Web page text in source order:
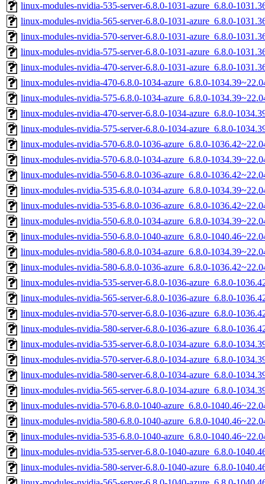
linux-modules-nvidia-535-server-6.8.0-1031-azure_6.8.0-
linux-modules-nvidia-565-server-6.8.0-1031-azure_6.8.0-
linux-modules-nvidia-570-server-6.8.0-1031-azure_6.8.0-
linux-modules-nvidia-575-server-6.8.0-1031-azure_6.8.0-
linux-modules-nvidia-470-server-6.8.0-1031-azure_6.8.0-
linux-modules-nvidia-470-6.8.0-1034-azure_6.8.0-
linux-modules-nvidia-575-6.8.0-1034-azure_6.8.0-
linux-modules-nvidia-470-server-6.8.0-1034-azure_6.8.0-
linux-modules-nvidia-575-server-6.8.0-1034-azure_6.8.0-
linux-modules-nvidia-570-6.8.0-1036-azure_6.8.0-
linux-modules-nvidia-570-6.8.0-1034-azure_6.8.0-
linux-modules-nvidia-550-6.8.0-1036-azure_6.8.0-
linux-modules-nvidia-535-6.8.0-1034-azure_6.8.0-
linux-modules-nvidia-535-6.8.0-1036-azure_6.8.0-
linux-modules-nvidia-550-6.8.0-1034-azure_6.8.0-
linux-modules-nvidia-550-6.8.0-1040-azure_6.8.0-
linux-modules-nvidia-580-6.8.0-1034-azure_6.8.0-
linux-modules-nvidia-580-6.8.0-1036-azure_6.8.0-
linux-modules-nvidia-535-server-6.8.0-1036-azure_6.8.0-
linux-modules-nvidia-565-server-6.8.0-1036-azure_6.8.0-
linux-modules-nvidia-570-server-6.8.0-1036-azure_6.8.0-
linux-modules-nvidia-580-server-6.8.0-1036-azure_6.8.0-
linux-modules-nvidia-535-server-6.8.0-1034-azure_6.8.0-
linux-modules-nvidia-570-server-6.8.0-1034-azure_6.8.0-
linux-modules-nvidia-580-server-6.8.0-1034-azure_6.8.0-
linux-modules-nvidia-565-server-6.8.0-1034-azure_6.8.0-
linux-modules-nvidia-570-6.8.0-1040-azure_6.8.0-
linux-modules-nvidia-580-6.8.0-1040-azure_6.8.0-
linux-modules-nvidia-535-6.8.0-1040-azure_6.8.0-
linux-modules-nvidia-535-server-6.8.0-1040-azure_6.8.0-
linux-modules-nvidia-580-server-6.8.0-1040-azure_6.8.0-